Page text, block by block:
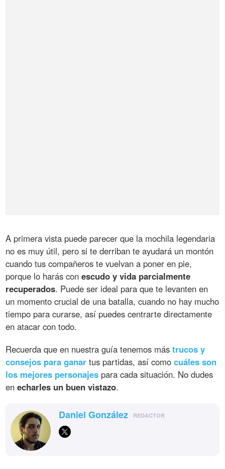
A primera vista puede parecer que la mochila legendaria
no es muy útil, pero si te derriban te ayudará un montón
cuando tus compañeros te vuelvan a poner en pie,
porque lo harás conescudo y vida parcialmente
recuperados. Puede ser ideal para que te levanten en
un momento crucial de una batalla, cuando no hay mucho
tiempo para curarse, así puedes centrarte directamente
en atacar con todo.
Recuerda que en nuestra guía tenemos mástrucos y
consejos para ganar tus partidas, así comocuáles son
los mejores personajes para cada situación. No dudes
enecharles un buen vistazo.
Daniel González REDACTOR